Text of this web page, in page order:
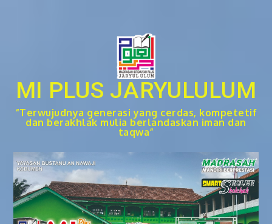
MI PLUS JARYULULUM
“Terwujudnya generasi yang cerdas, kompetetif
dan berakhlak mulia berlandaskan iman dan
taqwa”